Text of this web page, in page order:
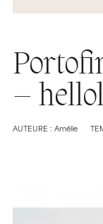
–
AUTEURE : Amélie